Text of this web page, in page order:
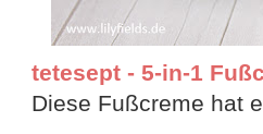
tetesept - 5-in-1
Diese Fußcreme hat